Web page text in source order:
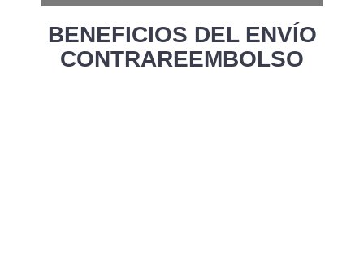
BENEFICIOS DEL ENVÍO
CONTRAREEMBOLSO